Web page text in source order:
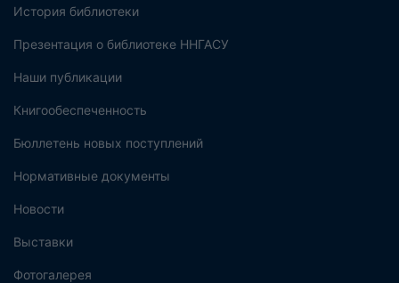
История библиотеки
Презентация о библиотеке ННГАСУ
Наши публикации
Книгообеспеченность
Бюллетень новых поступлений
Нормативные документы
Новости
Выставки
Фотогалерея